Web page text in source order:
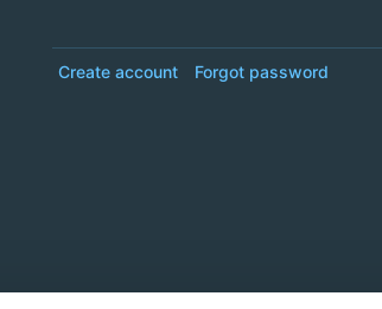
Create account Forgot password